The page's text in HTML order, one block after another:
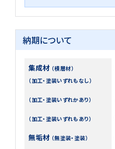
納期について
集成材 （積層材）
（加工・塗装いずれもなし）
（加工・塗装いずれかあり）
（加工・塗装いずれもあり）
無垢材 （無塗装・塗装）